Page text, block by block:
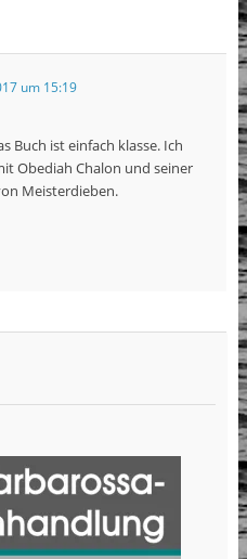
um 15:19
Buch ist einfach klasse. Ich
Obediah Chalon und seiner
Meisterdieben.